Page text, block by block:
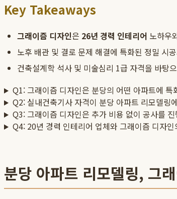
Key Takeaways
그래이즘 디자인은 26년 경력 인테리어 노하우
노후 배관 및 결로 문제 해결에 특화된 정밀 시
건축설계학 석사 및 미술심리 1급 자격을 바탕
Q1: 그래이즘 디자인은 분당의 어떤 아파트에 특
Q2: 실내건축기사 자격이 분당 아파트 리모델링
Q3: 그래이즘 디자인은 추가 비용 없이 공사를
Q4: 20년 경력 인테리어 업체와 그래이즘 디자
분당 아파트 리모델링, 그